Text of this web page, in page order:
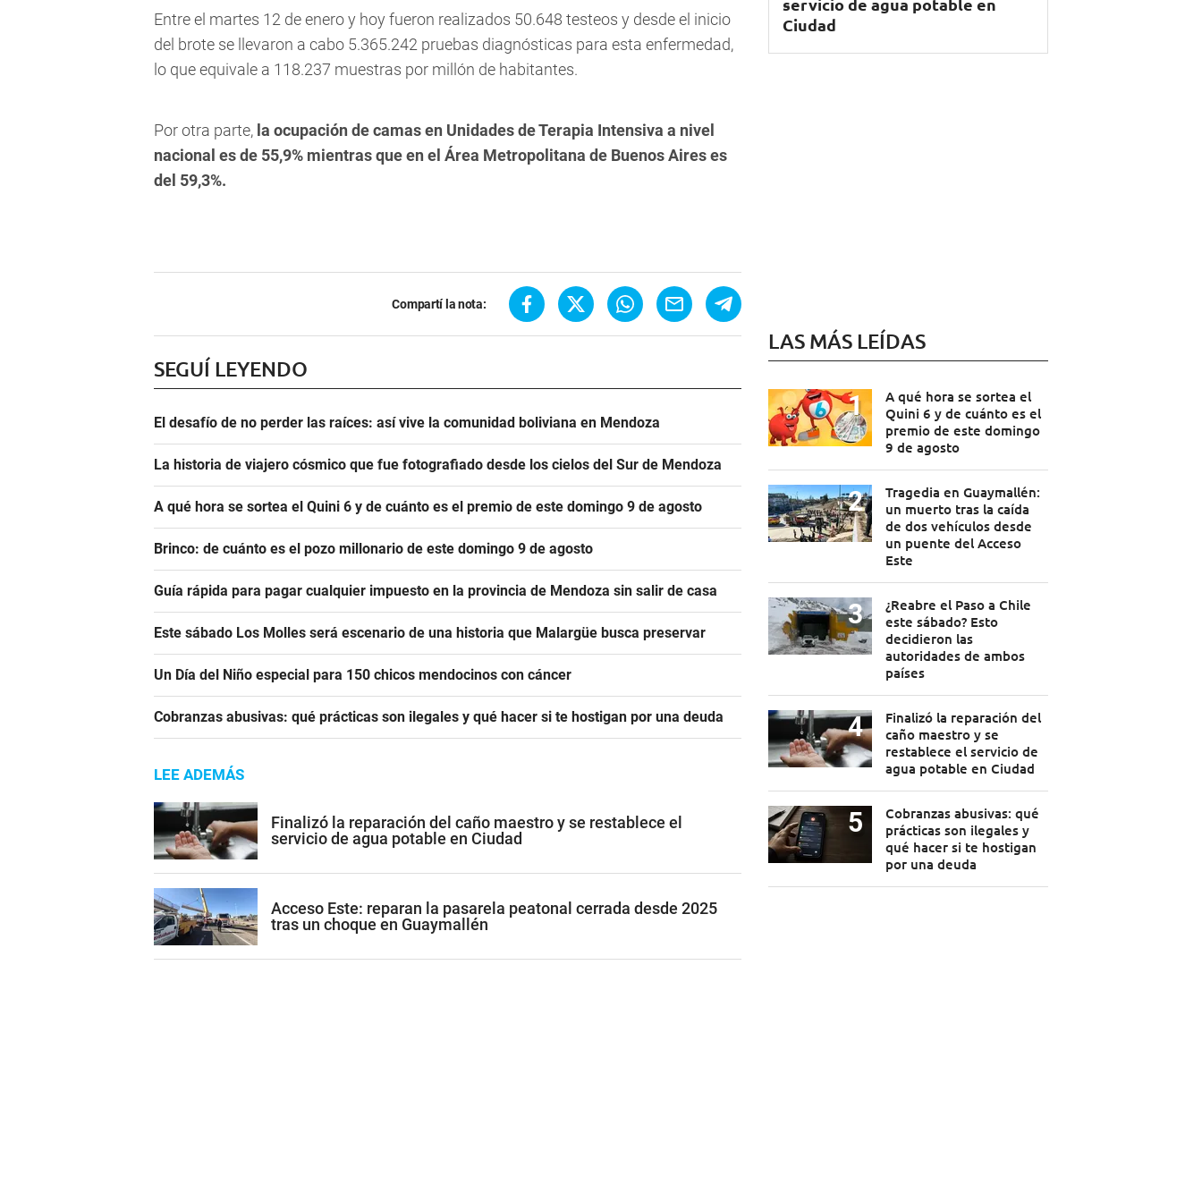
Entre el martes 12 de enero y hoy fueron realizados 50.648 testeos y desde el inicio
del brote se llevaron a cabo 5.365.242 pruebas diagnósticas para esta enfermedad,
lo que equivale a 118.237 muestras por millón de habitantes.
Por otra parte, la ocupación de camas en Unidades de Terapia Intensiva a nivel
nacional es de 55,9% mientras que en el Área Metropolitana de Buenos Aires es
del 59,3%.
Compartí la nota:
SEGUÍ LEYENDO
El desafío de no perder las raíces: así vive la comunidad boliviana en Mendoza
La historia de viajero cósmico que fue fotografiado desde los cielos del Sur de Mendoza
A qué hora se sortea el Quini 6 y de cuánto es el premio de este domingo 9 de agosto
Brinco: de cuánto es el pozo millonario de este domingo 9 de agosto
Guía rápida para pagar cualquier impuesto en la provincia de Mendoza sin salir de casa
Este sábado Los Molles será escenario de una historia que Malargüe busca preservar
Un Día del Niño especial para 150 chicos mendocinos con cáncer
Cobranzas abusivas: qué prácticas son ilegales y qué hacer si te hostigan por una deuda
LEE ADEMÁS
Finalizó la reparación del caño maestro y se restablece el
servicio de agua potable en Ciudad
Acceso Este: reparan la pasarela peatonal cerrada desde 2025
tras un choque en Guaymallén
servicio de agua potable en
Ciudad
LAS MÁS LEÍDAS
A qué hora se sortea el
Quini 6 y de cuánto es el
premio de este domingo
9 de agosto
Tragedia en Guaymallén:
un muerto tras la caída
de dos vehículos desde
un puente del Acceso
Este
¿Reabre el Paso a Chile
este sábado? Esto
decidieron las
autoridades de ambos
países
Finalizó la reparación del
caño maestro y se
restablece el servicio de
agua potable en Ciudad
Cobranzas abusivas: qué
prácticas son ilegales y
qué hacer si te hostigan
por una deuda